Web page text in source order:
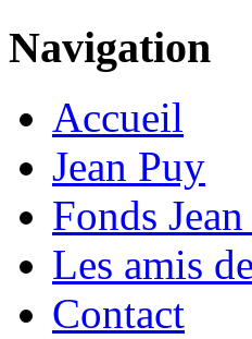
Navigation
Accueil
Jean Puy
Fonds
Les amis
Contact